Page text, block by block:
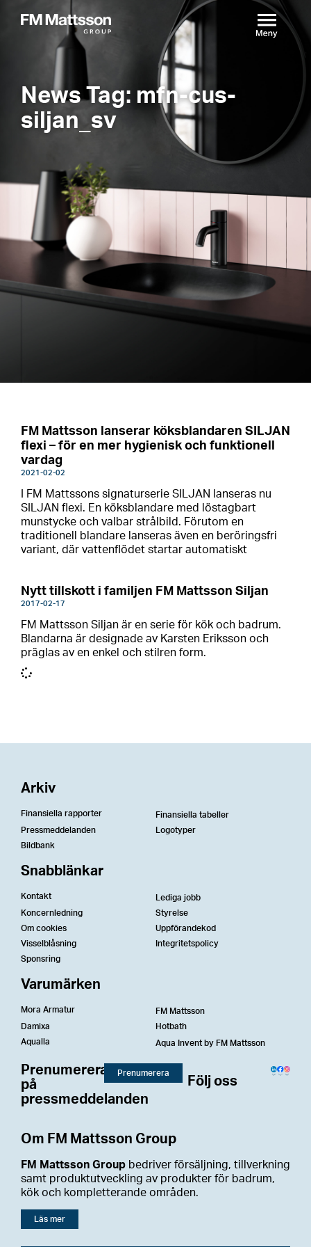
News Tag: mfn-cus-
siljan_sv
FM Mattsson lanserar köksblandaren SILJAN
flexi – för en mer hygienisk och funktionell
vardag
2021-02-02
I FM Mattssons signaturserie SILJAN lanseras nu
SILJAN flexi. En köksblandare med löstagbart
munstycke och valbar strålbild. Förutom en
traditionell blandare lanseras även en beröringsfri
variant, där vattenflödet startar automatiskt
Nytt tillskott i familjen FM Mattsson Siljan
2017-02-17
FM Mattsson Siljan är en serie för kök och badrum.
Blandarna är designade av Karsten Eriksson och
präglas av en enkel och stilren form.
Om FM Mattsson Group
FM Mattsson Group bedriver försäljning, tillverkning
samt produktutveckling av produkter för badrum,
kök och kompletterande områden.
Läs mer
Arkiv
Finansiella rapporter
Finansiella tabeller
Pressmeddelanden
Logotyper
Bildbank
Snabblänkar
Kontakt
Lediga jobb
Koncernledning
Styrelse
Om cookies
Uppförandekod
Visselblåsning
Integritetspolicy
Sponsring
Varumärken
Mora Armatur
FM Mattsson
Damixa
Hotbath
Aqualla
Aqua Invent by FM Mattsson
Prenumerera
på
pressmeddelanden
Prenumerera
Följ oss